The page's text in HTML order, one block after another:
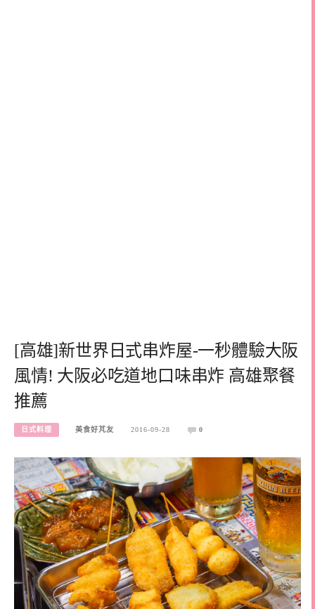
[高雄]新世界日式串炸屋-一秒體驗大阪
風情! 大阪必吃道地口味串炸 高雄聚餐
推薦
日式料理 美食好芃友 2016-09-28 0